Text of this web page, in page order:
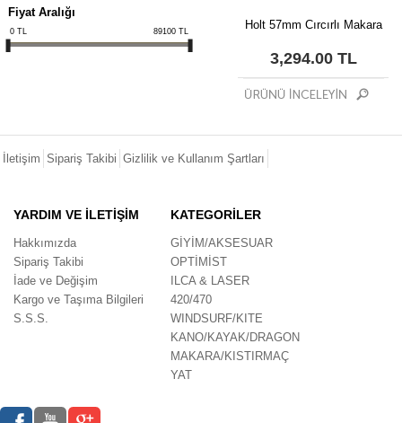
Fiyat Aralığı
0 TL 89100 TL Holt 57mm Cırcırlı Makara
3,294.00 TL
İletişim Sipariş Takibi Gizlilik ve Kullanım Şartları
YARDIM VE İLETİŞİM
Hakkımızda
Sipariş Takibi
İade ve Değişim
Kargo ve Taşıma Bilgileri
S.S.S.
KATEGORİLER
GİYİM/AKSESUAR
OPTİMİST
ILCA & LASER
420/470
WINDSURF/KITE
KANO/KAYAK/DRAGON
MAKARA/KISTIRMAÇ
YAT